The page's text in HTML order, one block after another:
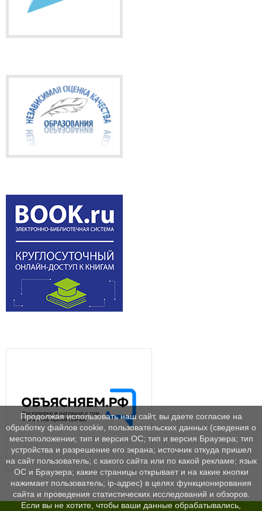
Продолжая использовать наш сайт, вы даете согласие на
обработку файлов cookie, пользовательских данных (сведения о
местоположении; тип и версия ОС; тип и версия Браузера; тип
устройства и разрешение его экрана; источник откуда пришел
на сайт пользователь; с какого сайта или по какой рекламе; язык
ОС и Браузера; какие страницы открывает и на какие кнопки
нажимает пользователь; ip-адрес) в целях функционирования
сайта и проведения статистических исследований и обзоров.
Если вы не хотите, чтобы ваши данные обрабатывались,